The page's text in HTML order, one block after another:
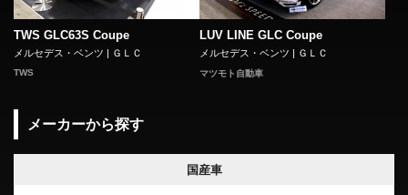
TWS GLC63S Coupe
メルセデス・ベンツ | ＧＬＣ
TWS
LUV LINE GLC Coupe
メルセデス・ベンツ | ＧＬＣ
マツモト自動車
メーカーから探す
国産車